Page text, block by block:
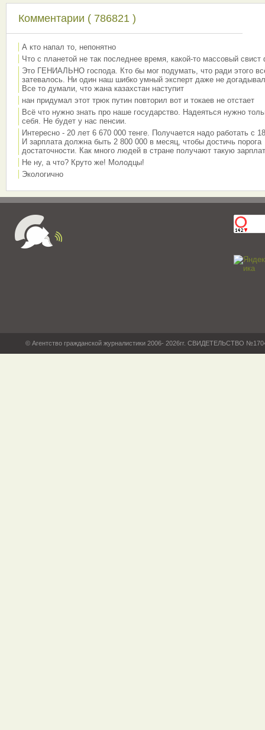
Комментарии ( 786821 )
А кто напал то, непонятно
Что с планетой не так последнее время, какой-то массовый свист
Это ГЕНИАЛЬНО господа. Кто бы мог подумать, что ради этого
затевалось. Ни один наш шибко умный эксперт даже не
Все то думали, что жана казахстан наступит
нан придумал этот трюк путин повторил вот и токаев не отстает
Всё что нужно знать про наше государство. Надеяться нужно
себя. Не будет у нас пенсии.
Интересно - 20 лет 6 670 000 тенге. Получается надо работать с
И зарплата должна быть 2 800 000 в месяц, чтобы достичь порога
достаточности. Как много людей в стране получают такую
Не ну, а что? Круто же! Молодцы!
Экологично
© Агентство гражданской журналистики 2006- 2026гг. СВИДЕТЕЛЬСТВО